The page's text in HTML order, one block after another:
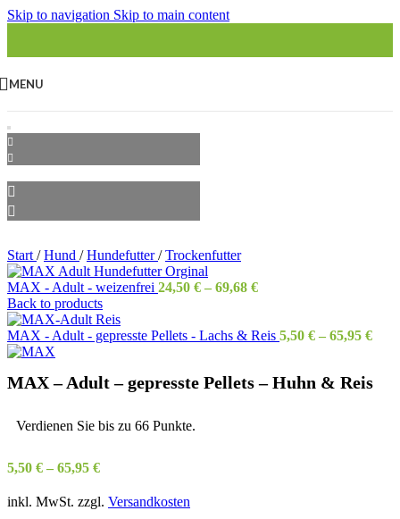
Skip to navigation Skip to main content
MENU
Start / Hund / Hundefutter/ Trockenfutter
MAX - Adult - weizenfrei 24,50 € – 69,68 €
Back to products
MAX - Adult - gepresste Pellets - Lachs & Reis 5,50 € – 65,95 €
MAX – Adult – gepresste Pellets – Huhn & Reis
Verdienen Sie bis zu 66 Punkte.
5,50 € – 65,95 €
inkl. MwSt. zzgl. Versandkosten